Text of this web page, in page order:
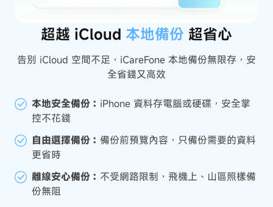
超越 iCloud 本地備份 超省心
告別 iCloud 空間不足，iCareFone 本地備份無限存，安
全省錢又高效
本地安全備份： iPhone 資料存電腦或硬碟，安全掌
控不花錢
自由選擇備份： 備份前預覽內容，只備份需要的資料
更省時
離線安心備份： 不受網路限制，飛機上、山區照樣備
份無阻